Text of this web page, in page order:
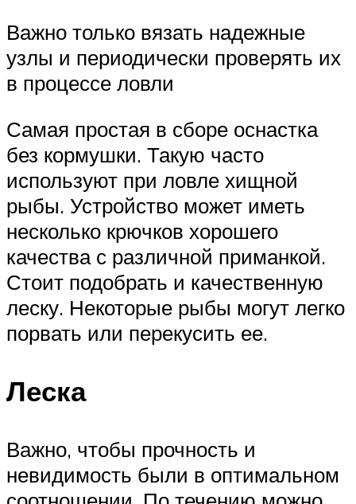
Важно только вязать надежные
узлы и периодически проверять их
в процессе ловли
Самая простая в сборе оснастка
без кормушки. Такую часто
используют при ловле хищной
рыбы. Устройство может иметь
несколько крючков хорошего
качества с различной приманкой.
Стоит подобрать и качественную
леску. Некоторые рыбы могут легко
порвать или перекусить ее.
Леска
Важно, чтобы прочность и
невидимость были в оптимальном